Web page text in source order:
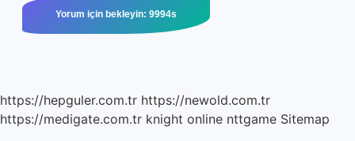
https://hepguler.com.tr https://newold.com.tr
https://medigate.com.tr knight online nttgame Sitemap